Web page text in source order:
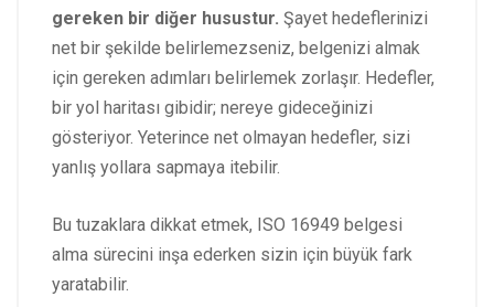
gereken bir diğer husustur. Şayet hedeflerinizi
net bir şekilde belirlemezseniz, belgenizi almak
için gereken adımları belirlemek zorlaşır. Hedefler,
bir yol haritası gibidir; nereye gideceğinizi
gösteriyor. Yeterince net olmayan hedefler, sizi
yanlış yollara sapmaya itebilir.
Bu tuzaklara dikkat etmek, ISO 16949 belgesi
alma sürecini inşa ederken sizin için büyük fark
yaratabilir.